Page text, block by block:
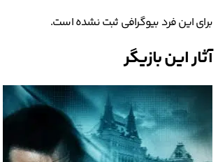
برای این فرد بیوگرافی ثبت نشده است.
آثار این بازیگر